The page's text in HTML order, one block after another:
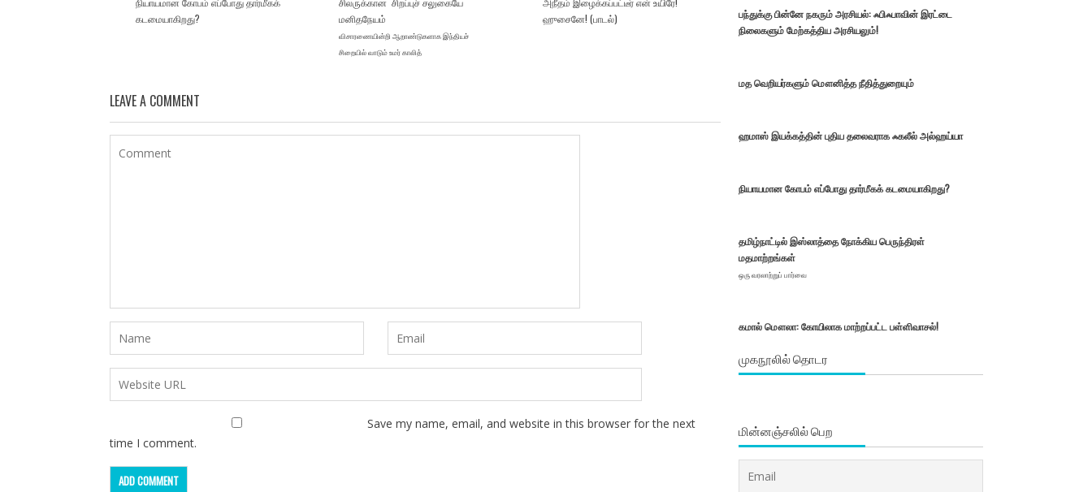
கடமையாகிறது?
மனிதநேயம்
விசாரணையின்றி ஆறாண்டுகளாக இந்தியச்
சிறையில் வாடும் உமர் காலித்
ஹுசைனே! (பாடல்)
LEAVE A COMMENT
Save my name, email, and website in this browser for the next
time I comment.
பந்துக்கு பின்னே நகரும் அரசியல்: ஃபிஃபாவின் இரட்டை
நிலைகளும் மேற்கத்திய அரசியலும்!
மத வெறியர்களும் மௌனித்த நீதித்துறையும்
ஹமாஸ் இயக்கத்தின் புதிய தலைவராக ஃகலீல் அல்ஹய்யா
நியாயமான கோபம் எப்போது தார்மீகக் கடமையாகிறது?
தமிழ்நாட்டில் இஸ்லாத்தை நோக்கிய பெருந்திரள்
மதமாற்றங்கள்
ஒரு வரலாற்றுப் பார்வை
கமால் மௌலா: கோயிலாக மாற்றப்பட்ட பள்ளிவாசல்!
முகநூலில் தொடர
மின்னஞ்சலில் பெற